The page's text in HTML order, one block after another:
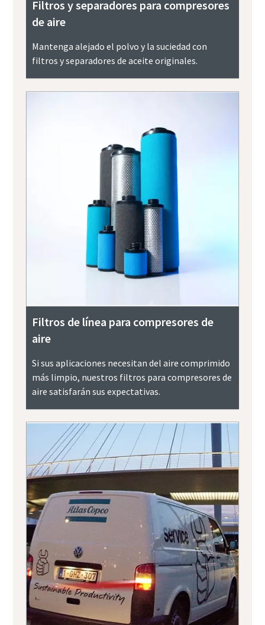
Filtros y separadores para compresores
de aire
Mantenga alejado el polvo y la suciedad con
filtros y separadores de aceite originales.
Filtros de línea para compresores de
aire
Si sus aplicaciones necesitan del aire comprimido
más limpio, nuestros filtros para compresores de
aire satisfarán sus expectativas.